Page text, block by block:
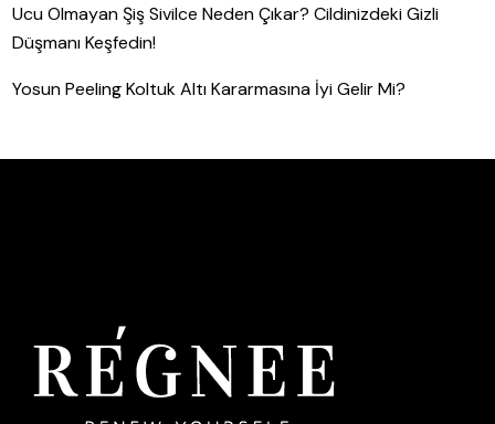
Ucu Olmayan Şiş Sivilce Neden Çıkar? Cildinizdeki Gizli
Düşmanı Keşfedin!
Yosun Peeling Koltuk Altı Kararmasına İyi Gelir Mi?